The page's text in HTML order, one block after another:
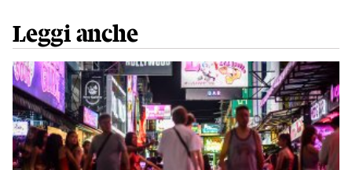
Leggi anche